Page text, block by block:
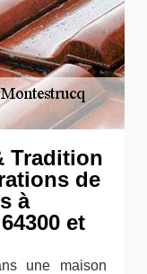
Tradition
de
à
et
une maison